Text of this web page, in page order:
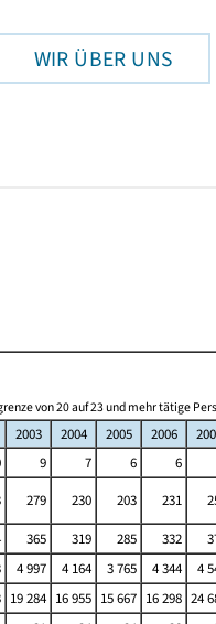
WIR ÜBER UNS
von 20 auf 23 und mehr tätige
2003 2004 2005 2006
9 7 6 6
279 230 203 231
365 319 285 332
4 997 4 164 3 765 4 344 4
19 284 16 955 15 667 16 298 24